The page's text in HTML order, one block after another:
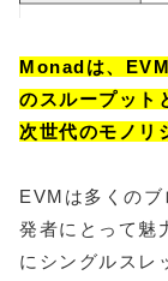
Monadは、
のスループット
次世代のモノリ
EVMは多くの
発者にとって魅
にシングルスレ